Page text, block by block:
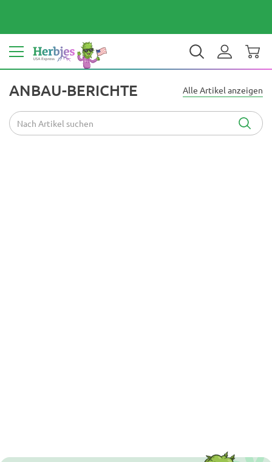
Dein Land: Vereinigte Staaten $ USD DE
ANBAU-BERICHTE Alle Artikel anzeigen